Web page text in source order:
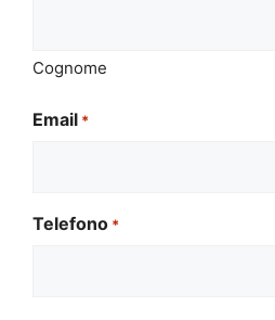
Cognome
Email *
Telefono *